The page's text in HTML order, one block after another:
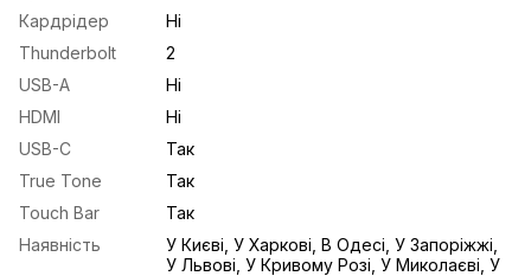
Кардрідер
Ні
Thunderbolt
2
USB-A
Ні
HDMI
Ні
USB-С
Так
True Tone
Так
Touch Bar
Так
Наявність
У Києві, У Харкові, В Одесі, У Запоріжжі,
У Львові, У Кривому Розі, У Миколаєві, У